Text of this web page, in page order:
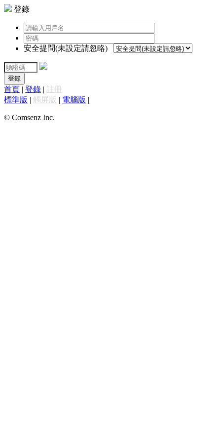
登錄
安全提問(未設定請忽略)
登錄
首頁 | 登錄 | 註冊
標準版 | 觸屏版 | 電腦版 |
© Comsenz Inc.